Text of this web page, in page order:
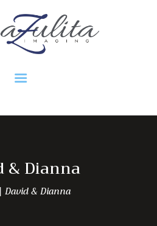
& Dianna
David & Dianna
Imaging